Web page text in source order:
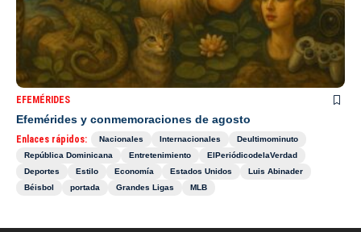
EFEMÉRIDES
Efemérides y conmemoraciones de agosto
Enlaces rápidos: Nacionales Internacionales
Deultimominuto
República Dominicana
Entretenimiento
ElPeriódicodelaVerdad
Deportes
Estilo Economía Estados Unidos
Luis Abinader
Béisbol
portada Grandes Ligas MLB